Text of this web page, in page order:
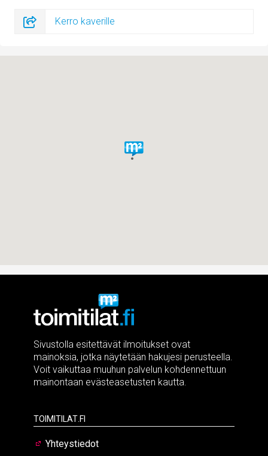
Kerro kaverille
Sivustolla esitettävät ilmoitukset ovat
mainoksia, jotka näytetään hakujesi perusteella.
Voit vaikuttaa muuhun palvelun kohdennettuun
mainontaan evästeasetusten kautta.
Toimitilat.fi
Yhteystiedot